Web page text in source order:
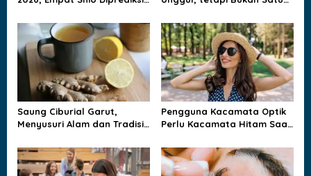
i
o
n
Saung Ciburial Garut,
Menyusuri Alam dan Tradisi
Pengguna Kacamata Optik
Perlu Kacamata Hitam Saat